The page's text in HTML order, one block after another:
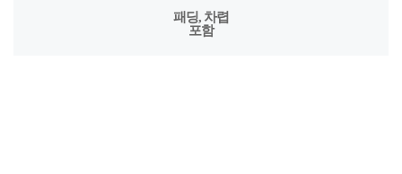
패딩, 차렵
포함